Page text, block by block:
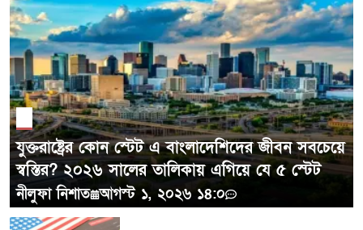
নিশ্চিত হয়নি। চুল বিশেষজ্ঞদের মতে, লাস ভেগাসের
সাম্প্রতিক ছবিতে চুল বেশি ঘন দেখানোর ব্যাখ্যা হিসেবে হেয়ার
ফাইবার, চুলের রং এবং স্টাইলিংই বেশি সম্ভাব্য কারণ। শুধু ছবি
বা ভিডিও দেখে কোনো চিকিৎসা বা কসমেটিক প্রক্রিয়া নিশ্চিত
করা সম্ভব নয়। ট্রাম্পের কয়েক দশকের রাজনৈতিক ক্যারিয়ারে
তার বক্তব্য, নীতি ও বিতর্কের পাশাপাশি তার চুলও যে
জনআগ্রহের একটি স্থায়ী বিষয় হয়ে আছে, সাম্প্রতিক লাস
ভেগাসের ছবিকে ঘিরে নতুন আলোচনা আবারও সেটিই সামনে
এনেছে।
POST COMMENTS
যুক্তরাষ্ট্রের কোন স্টেট এ বাংলাদেশিদের জীবন সবচেয়ে
স্বস্তির? ২০২৬ সালের তালিকায় এগিয়ে যে ৫ স্টেট
নীলুফা নিশাত আগস্ট ১, ২০২৬ ১৪:০